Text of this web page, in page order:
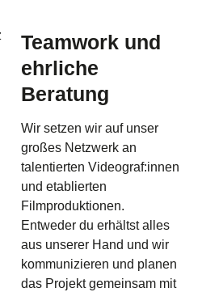
Teamwork und
ehrliche
Beratung
Wir setzen wir auf unser
großes Netzwerk an
talentierten Videograf:innen
und etablierten
Filmproduktionen.
Entweder du erhältst alles
aus unserer Hand und wir
kommunizieren und planen
das Projekt gemeinsam mit